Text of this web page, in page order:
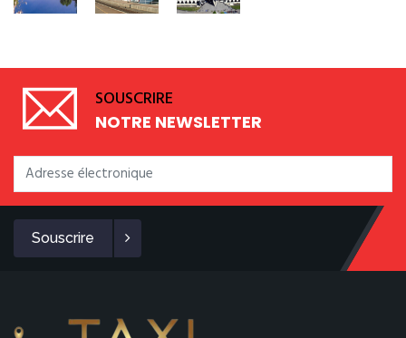
SOUSCRIRE
NOTRE NEWSLETTER
Souscrire